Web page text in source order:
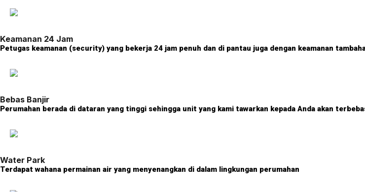
Keamanan 24 Jam
Petugas keamanan (security) yang bekerja 24 jam penuh dan di pantau juga dengan keamanan
Bebas Banjir
Perumahan berada di dataran yang tinggi sehingga unit yang kami tawarkan kepada Anda akan
Water Park
Terdapat wahana permainan air yang menyenangkan di dalam lingkungan perumahan